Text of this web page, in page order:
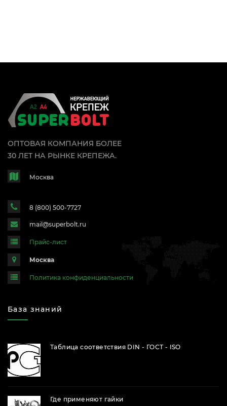
ОПТОВАЯ КОМПАНИЯ БОЛЕЕ
30 ЛЕТ НА РЫНКЕ КРЕПЕЖА.
Москва
8 (800) 500-7727
mail@superbolt.ru
Прайс-лист
Москва
Политика конфиденциальности
База знаний
Таблица соответствия DIN - ГОСТ - ISO
Где применяют гайки